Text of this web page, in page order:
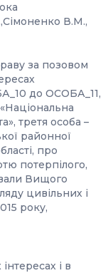
В.М.,
за позовом
до ОСОБА_11,
третя особа –
районної
про
потерпілого,
Вищого
цивільних і
року,
і в